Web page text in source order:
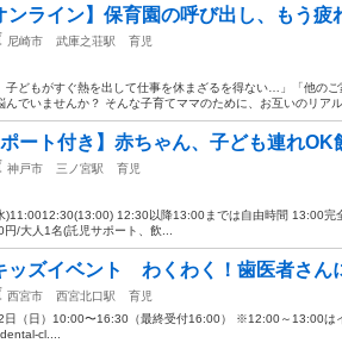
ンライン】保育園の呼び出し、もう
尼崎市 武庫之荘駅
育児
子どもがすぐ熱を出して仕事を休まざるを得ない…」「他の
んでいませんか？ そんな子育てママのために、お互いのリア
ート付き】赤ちゃん、子ども連れOK
神戸市 三ノ宮駅
育児
)11:0012:30(13:00) 12:30以降13:00までは自由時間 13:00完
/大人1名(託児サポート、飲...
ッズイベント わくわく！歯医者さん
西宮市 西宮北口駅
育児
（日）10:00〜16:30（最終受付16:00） ※12:00～13:00は
cl....